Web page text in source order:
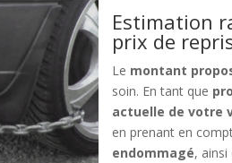
Estimation
prix de
Le montant
soin. En tant que
actuelle de votre
en prenant en
endommagé,